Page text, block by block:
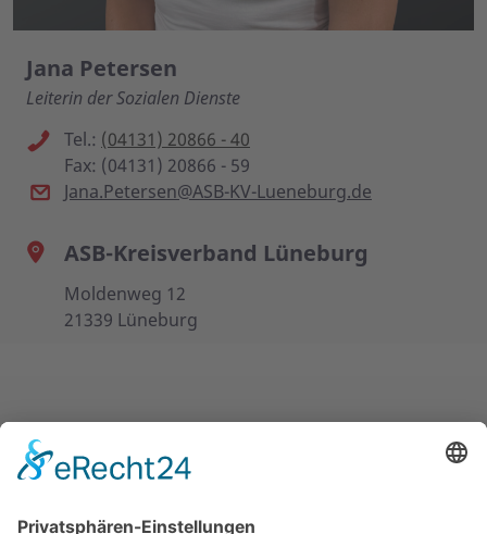
Jana Petersen
Leiterin der Sozialen Dienste
Tel.: (04131) 20866 - 40
Fax: (04131) 20866 - 59
Jana.Petersen@ASB-KV-Lueneburg.de
ASB-Kreisverband Lüneburg
Moldenweg 12
21339 Lüneburg